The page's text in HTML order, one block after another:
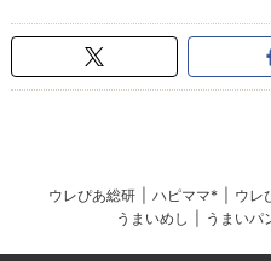
ウレぴあ総研 ハピママ* ウレ
うまいめし
うまいパ